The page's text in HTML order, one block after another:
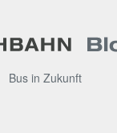
Bus in Zukunft